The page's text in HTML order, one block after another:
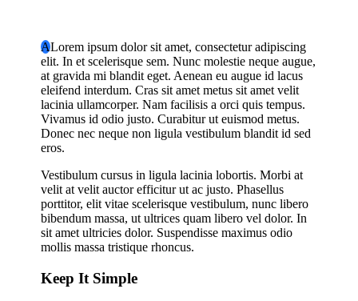
ALorem ipsum dolor sit amet, consectetur adipiscing
elit. In et scelerisque sem. Nunc molestie neque augue,
at gravida mi blandit eget. Aenean eu augue id lacus
eleifend interdum. Cras sit amet metus sit amet velit
lacinia ullamcorper. Nam facilisis a orci quis tempus.
Vivamus id odio justo. Curabitur ut euismod metus.
Donec nec neque non ligula vestibulum blandit id sed
eros.
Vestibulum cursus in ligula lacinia lobortis. Morbi at
velit at velit auctor efficitur ut ac justo. Phasellus
porttitor, elit vitae scelerisque vestibulum, nunc libero
bibendum massa, ut ultrices quam libero vel dolor. In
sit amet ultricies dolor. Suspendisse maximus odio
mollis massa tristique rhoncus.
Keep It Simple